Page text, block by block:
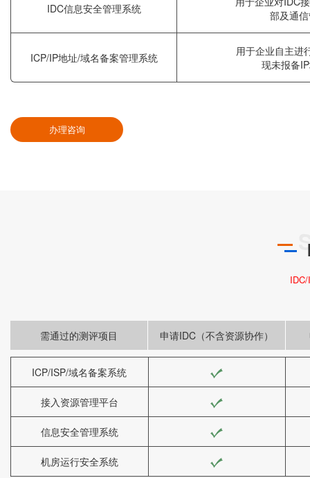
IDC信息安全管理系统
部及通
ICP/IP地址/域名备案管理系统
用于企业自主进
现未报备
办理咨询
需通过的测评项目 申请IDC（不含资源协作）
ICP/ISP/域名备案系统
接入资源管理平台
信息安全管理系统
机房运行安全系统